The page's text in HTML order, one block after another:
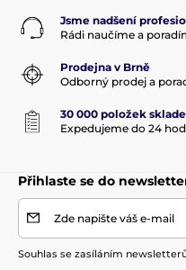
Jsme nadšení
Rádi naučíme a
Prodejna v Brně
Odborný prodej a
30 000 položek
Expedujeme do 24
Přihlaste se do
Zde napište váš e-mail
Souhlas se zasíláním